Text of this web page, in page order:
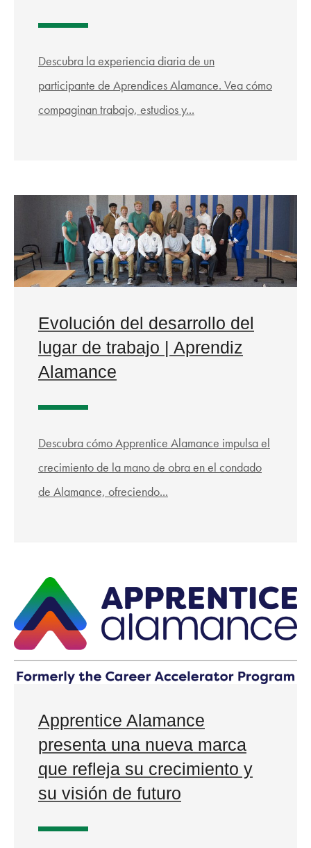
Descubra la experiencia diaria de un
participante de Aprendices Alamance. Vea cómo
compaginan trabajo, estudios y...
Evolución del desarrollo del
lugar de trabajo | Aprendiz
Alamance
Descubra cómo Apprentice Alamance impulsa el
crecimiento de la mano de obra en el condado
de Alamance, ofreciendo...
Apprentice Alamance
presenta una nueva marca
que refleja su crecimiento y
su visión de futuro